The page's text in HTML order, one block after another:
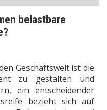
belastbare
Geschäftswelt ist die
zu gestalten und
ein entscheidender
bezieht sich auf